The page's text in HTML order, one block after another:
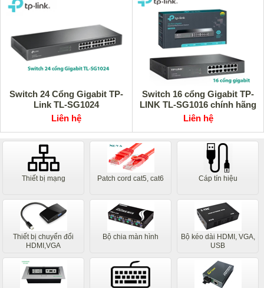
Switch 24 Cổng Gigabit TP-
Link TL-SG1024
Liên hệ
Switch 16 cổng Gigabit TP-
LINK TL-SG1016 chính hãng
Liên hệ
Thiết bị mạng Patch cord cat5, cat6 Cáp tín hiệu
Thiết bị chuyển đổi
HDMI,VGA
Bộ chia màn hình
Bộ kéo dài HDMI, VGA,
USB